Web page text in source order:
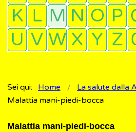
Sei qui: Home La salute dalla
Malattia mani-piedi-bocca
Malattia mani-piedi-bocca